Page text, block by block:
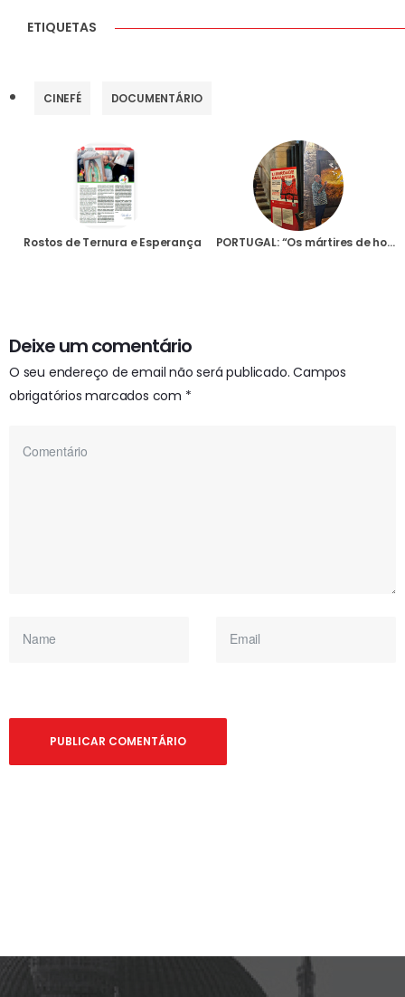
ETIQUETAS
CINEFÉ DOCUMENTÁRIO
Rostos de Ternura e Esperança PORTUGAL: “Os mártires de hoje são heróis”, disse Bispo de Viseu na inauguração da exposição “Liberdade Garantida”
Deixe um comentário
O seu endereço de email não será publicado. Campos
obrigatórios marcados com *